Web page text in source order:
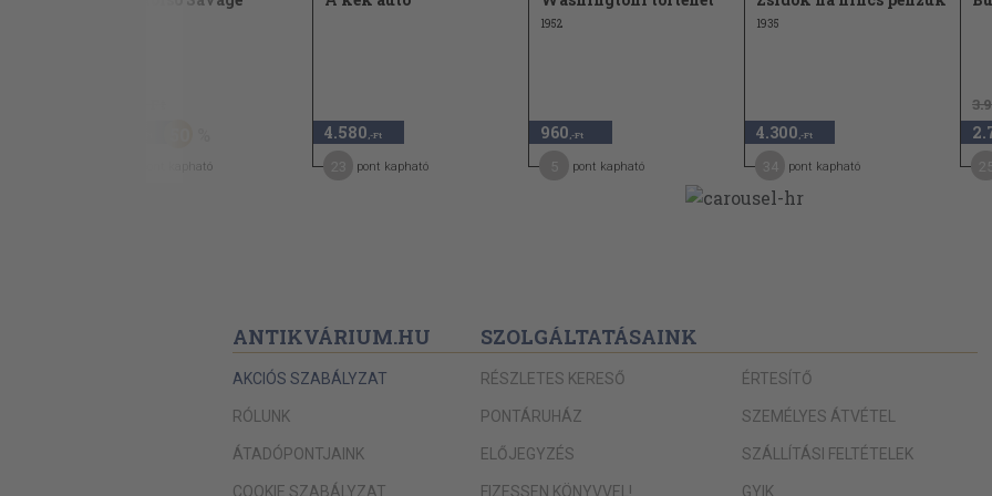
pont kapható
4.580 ,-Ft
pont kapható
1952
960 ,-Ft
pont kapható
1935
4.300 ,-Ft
pont kapható
ANTIKVÁRIUM.HU
AKCIÓS SZABÁLYZAT
RÓLUNK
ÁTADÓPONTJAINK
COOKIE SZABÁLYZAT
SZOLGÁLTATÁSAINK
RÉSZLETES KERESŐ
PONTÁRUHÁZ
ELŐJEGYZÉS
FIZESSEN KÖNYVVEL!
ÉRTESÍTŐ
SZEMÉLYES ÁTVÉTEL
SZÁLLÍTÁSI FELTÉTELEK
GYIK